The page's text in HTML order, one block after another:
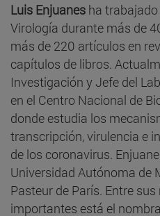
Luis Enjuanes ha
Virología durante más de
más de 220 artículos en
capítulos de libros.
Investigación y Jefe del
en el Centro Nacional de
donde estudia los
transcripción, virulencia e
de los coronavirus.
Universidad Autónoma de
Pasteur de París. Entre
importantes está el